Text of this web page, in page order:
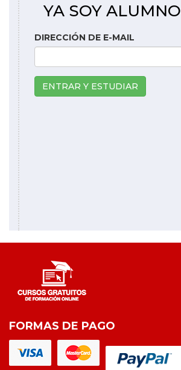
YA SOY ALUMNO
DIRECCIÓN DE E-MAIL
ENTRAR Y ESTUDIAR
FORMAS DE PAGO